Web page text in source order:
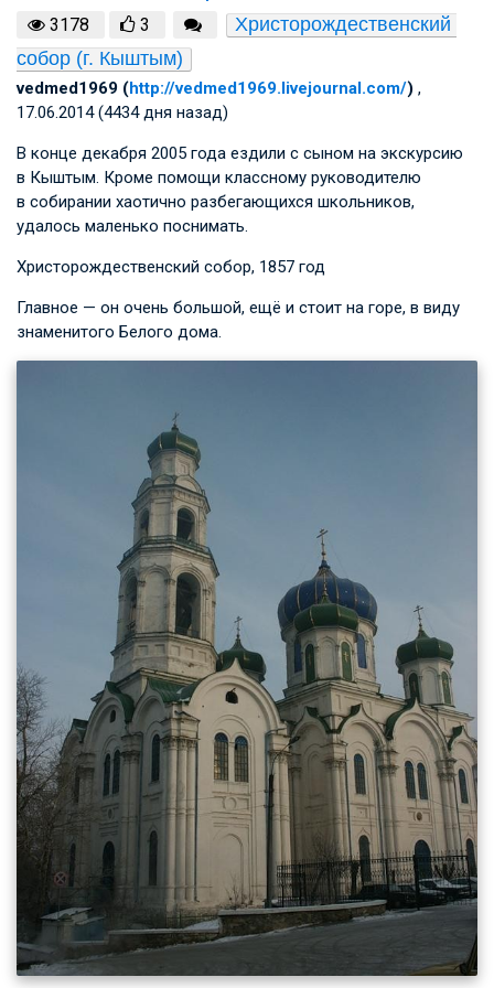
3178 3
Христорождественский
собор (г. Кыштым)
vedmed1969 (http://vedmed1969.livejournal.com/) ,
17.06.2014 (4434 дня назад)
В конце декабря 2005 года ездили с сыном на экскурсию
в Кыштым. Кроме помощи классному руководителю
в собирании хаотично разбегающихся школьников,
удалось маленько поснимать.
Христорождественский собор, 1857 год
Главное — он очень большой, ещё и стоит на горе, в виду
знаменитого Белого дома.